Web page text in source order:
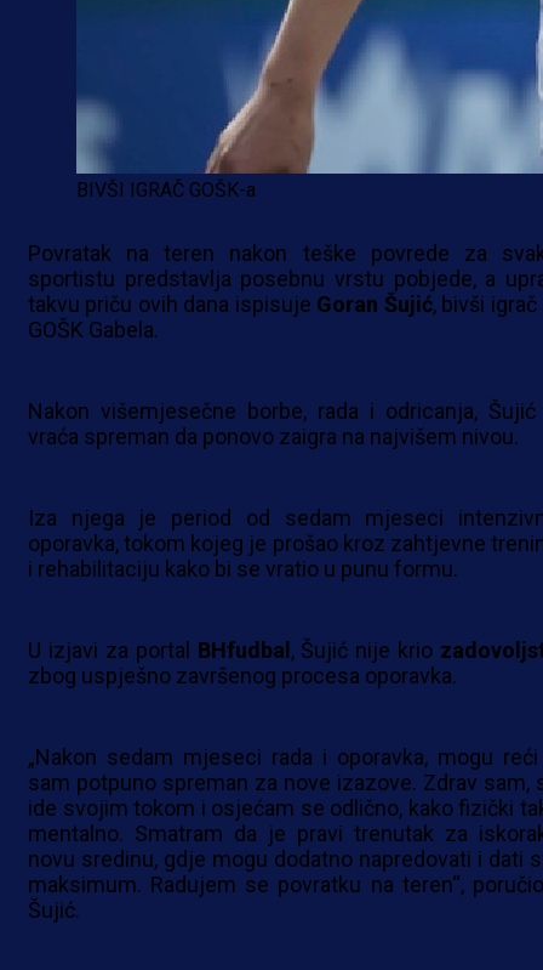
BIVŠI IGRAČ GOŠK-a
Povratak na teren nakon teške povrede za
sportistu predstavlja posebnu vrstu pobjede, a
takvu priču ovih dana ispisuje Goran Šujić, bivši igrač
GOŠK Gabela.
Nakon višemjesečne borbe, rada i odricanja,
vraća spreman da ponovo zaigra na najvišem nivou.
Iza njega je period od sedam mjeseci
oporavka, tokom kojeg je prošao kroz zahtjevne
i rehabilitaciju kako bi se vratio u punu formu.
U izjavi za portal BHfudbal , Šujić nije krio
zbog uspješno završenog procesa oporavka.
„Nakon sedam mjeseci rada i oporavka, mogu
sam potpuno spreman za nove izazove. Zdrav sam,
ide svojim tokom i osjećam se odlično, kako fizički
mentalno. Smatram da je pravi trenutak za
novu sredinu, gdje mogu dodatno napredovati i dati
maksimum. Radujem se povratku na teren“,
Šujić.